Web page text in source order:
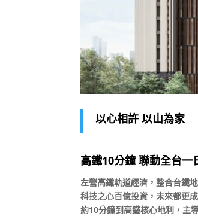
以心相許 以山為家
高鐵10分鐘 聯動全台一
左營高鐵軌道經濟，整合台鐵
科技之心百億投資，未來都更
約10分鐘到高鐵核心地利，主